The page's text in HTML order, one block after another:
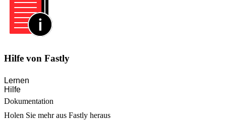
Hilfe von Fastly
Lernen
Hilfe
Dokumentation
Holen Sie mehr aus Fastly heraus